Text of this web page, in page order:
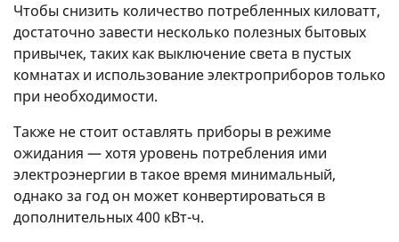
Чтобы снизить количество потребленных киловатт,
достаточно завести несколько полезных бытовых
привычек, таких как выключение света в пустых
комнатах и ​​использование электроприборов только
при необходимости.
Также не стоит оставлять приборы в режиме
ожидания — хотя уровень потребления ими
электроэнергии в такое время минимальный,
однако за год он может конвертироваться в
дополнительных 400 кВт-ч.